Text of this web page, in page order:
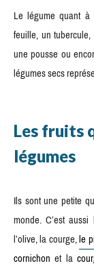
Le légume quant à
feuille, un
une pousse ou
légumes secs
Les fruits
légumes
Ils sont une petite
monde. C’est aussi
l’olive, la courge,le
cornichon et la